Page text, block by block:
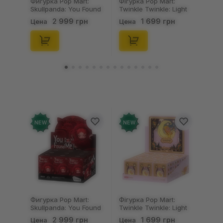
Skullpanda: You Found
Me!: Plush Doll Pendant
Series (Blind Box: 1 з
10) (Secret Edition),
(29347)
Цена 2 999 грн
Twinkle Twinkle: Light
Up: Scene Sets Series
(Blind Box: 1 з 10)
(Secret Edition),
(21372)
Цена 1 699 грн
NEW
Фигурка Pop Mart:
Skullpanda: You Found
Me!: Plush Doll Pendant
Цена 2 999 грн
NEW
Фігурка Pop Mart:
Twinkle Twinkle: Light
Up: Scene Sets Series
Цена 1 699 грн